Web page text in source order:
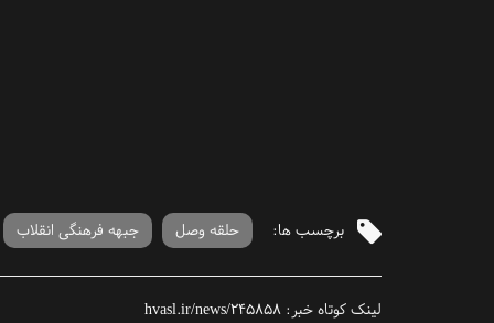
برچسب ها: حلقه وصل جبهه فرهنگی انقلاب
لینک کوتاه خبر: hvasl.ir/news/245858